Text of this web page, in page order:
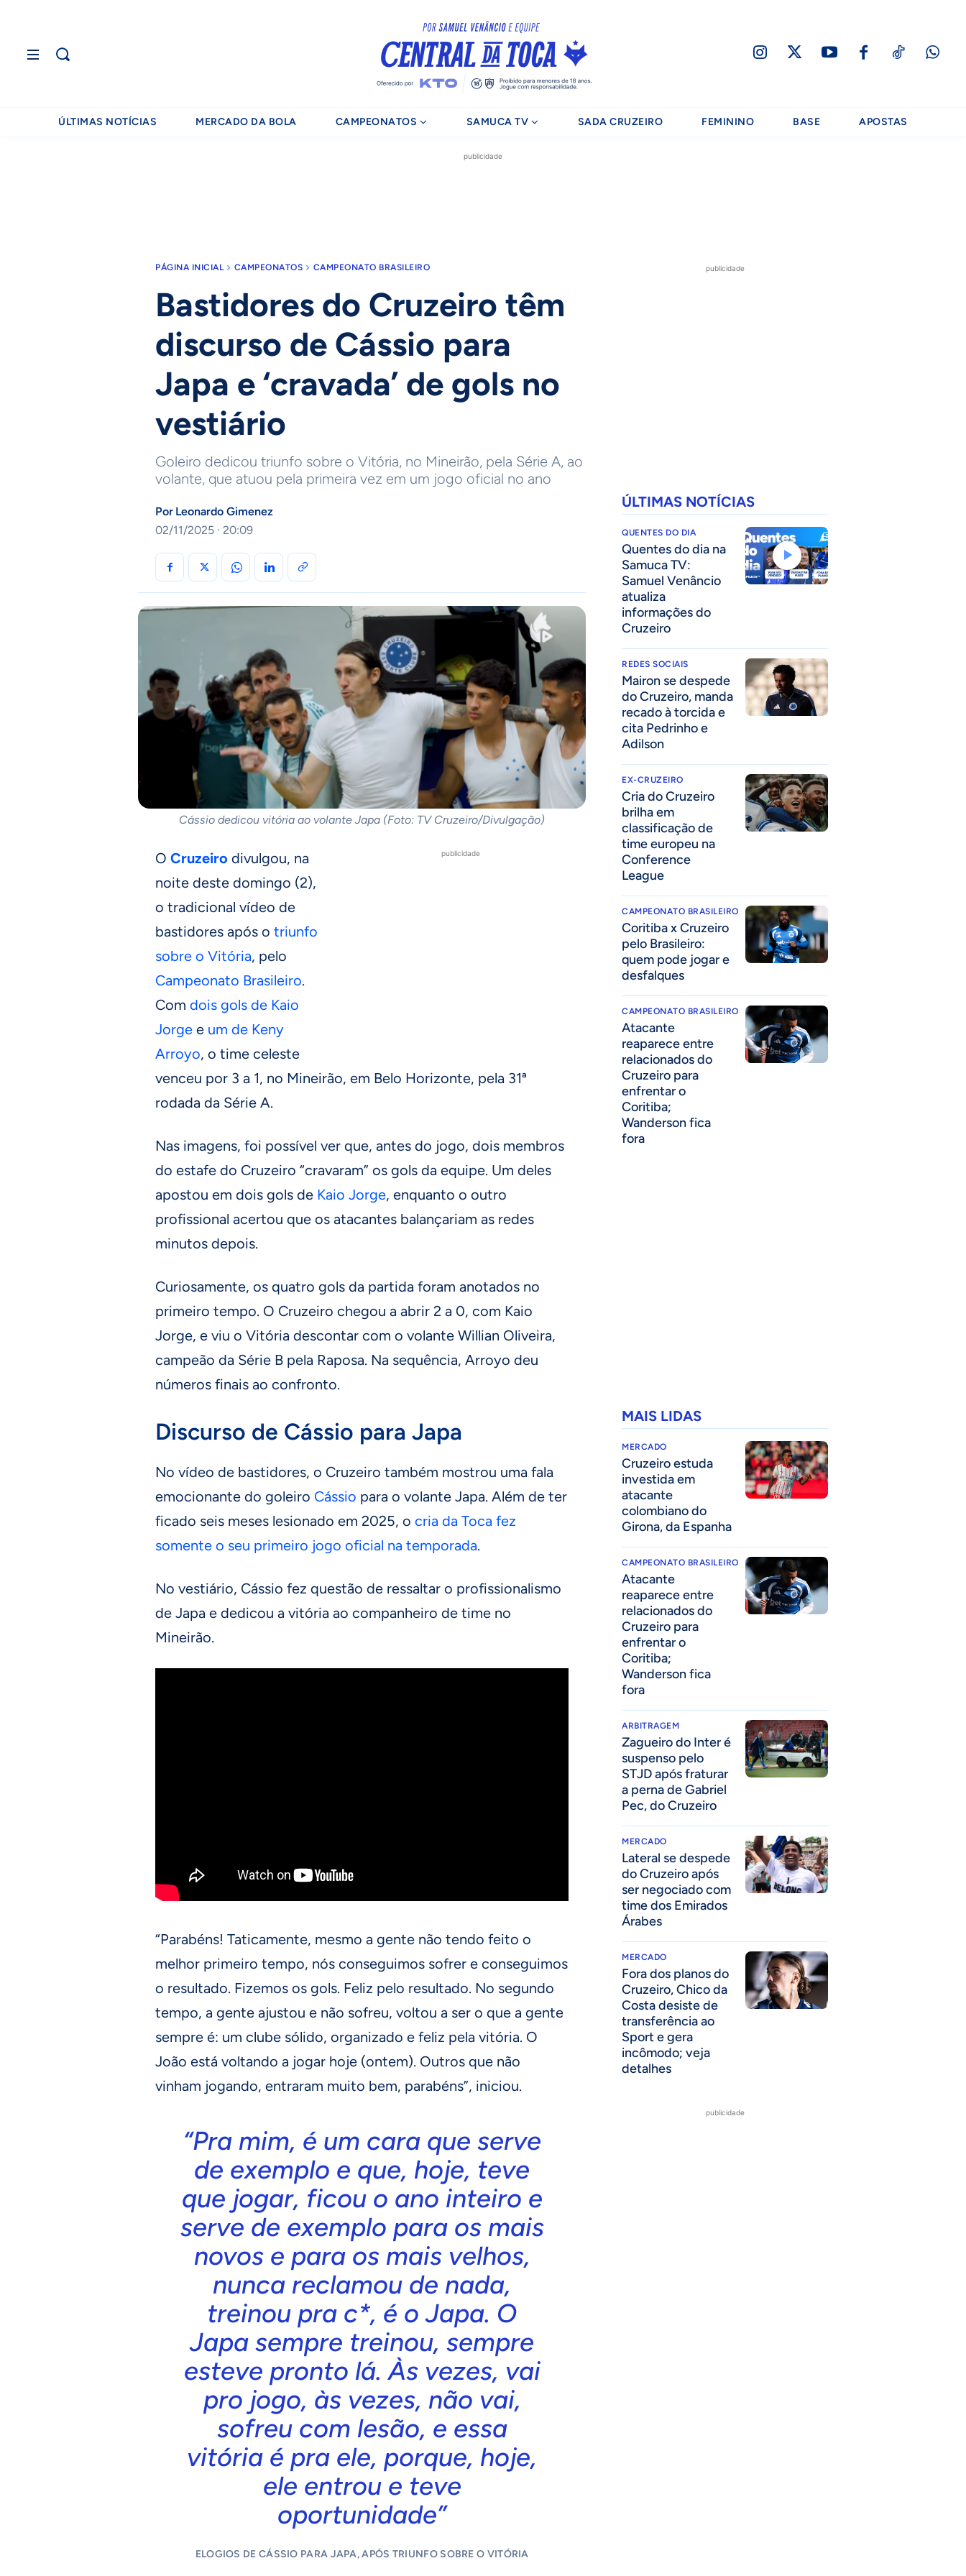
ÚLTIMAS NOTÍCIAS MERCADO DA BOLA CAMPEONATOS SAMUCA TV SADA CRUZEIRO FEMININO BASE APOSTAS
publicidade
PÁGINA INICIAL CAMPEONATOS CAMPEONATO BRASILEIRO
Bastidores do Cruzeiro têm
discurso de Cássio para
Japa e ‘cravada’ de gols no
vestiário
Goleiro dedicou triunfo sobre o Vitória, no Mineirão, pela Série A, ao
volante, que atuou pela primeira vez em um jogo oficial no ano
Por Leonardo Gimenez
02/11/2025 · 20:09
Cássio dedicou vitória ao volante Japa (Foto: TV Cruzeiro/Divulgação)
publicidade
O Cruzeiro divulgou, na
noite deste domingo (2),
o tradicional vídeo de
bastidores após o triunfo
sobre o Vitória, pelo
Campeonato Brasileiro.
Com dois gols de Kaio
Jorge e um de Keny
Arroyo, o time celeste
venceu por 3 a 1, no Mineirão, em Belo Horizonte, pela 31ª
rodada da Série A.
Nas imagens, foi possível ver que, antes do jogo, dois membros
do estafe do Cruzeiro “cravaram” os gols da equipe. Um deles
apostou em dois gols de Kaio Jorge, enquanto o outro
profissional acertou que os atacantes balançariam as redes
minutos depois.
Curiosamente, os quatro gols da partida foram anotados no
primeiro tempo. O Cruzeiro chegou a abrir 2 a 0, com Kaio
Jorge, e viu o Vitória descontar com o volante Willian Oliveira,
campeão da Série B pela Raposa. Na sequência, Arroyo deu
números finais ao confronto.
Discurso de Cássio para Japa
No vídeo de bastidores, o Cruzeiro também mostrou uma fala
emocionante do goleiro Cássio para o volante Japa. Além de ter
ficado seis meses lesionado em 2025, o cria da Toca fez
somente o seu primeiro jogo oficial na temporada.
No vestiário, Cássio fez questão de ressaltar o profissionalismo
de Japa e dedicou a vitória ao companheiro de time no
Mineirão.
“Parabéns! Taticamente, mesmo a gente não tendo feito o
melhor primeiro tempo, nós conseguimos sofrer e conseguimos
o resultado. Fizemos os gols. Feliz pelo resultado. No segundo
tempo, a gente ajustou e não sofreu, voltou a ser o que a gente
sempre é: um clube sólido, organizado e feliz pela vitória. O
João está voltando a jogar hoje (ontem). Outros que não
vinham jogando, entraram muito bem, parabéns”, iniciou.
“Pra mim, é um cara que serve
de exemplo e que, hoje, teve
que jogar, ficou o ano inteiro e
serve de exemplo para os mais
novos e para os mais velhos,
nunca reclamou de nada,
treinou pra c*, é o Japa. O
Japa sempre treinou, sempre
esteve pronto lá. Às vezes, vai
pro jogo, às vezes, não vai,
sofreu com lesão, e essa
vitória é pra ele, porque, hoje,
ele entrou e teve
oportunidade”
ELOGIOS DE CÁSSIO PARA JAPA, APÓS TRIUNFO SOBRE O VITÓRIA
publicidade
ÚLTIMAS NOTÍCIAS
QUENTES DO DIA
Quentes do dia na
Samuca TV:
Samuel Venâncio
atualiza
informações do
Cruzeiro
REDES SOCIAIS
Mairon se despede
do Cruzeiro, manda
recado à torcida e
cita Pedrinho e
Adilson
EX-CRUZEIRO
Cria do Cruzeiro
brilha em
classificação de
time europeu na
Conference
League
CAMPEONATO BRASILEIRO
Coritiba x Cruzeiro
pelo Brasileiro:
quem pode jogar e
desfalques
CAMPEONATO BRASILEIRO
Atacante
reaparece entre
relacionados do
Cruzeiro para
enfrentar o
Coritiba;
Wanderson fica
fora
MAIS LIDAS
MERCADO
Cruzeiro estuda
investida em
atacante
colombiano do
Girona, da Espanha
CAMPEONATO BRASILEIRO
Atacante
reaparece entre
relacionados do
Cruzeiro para
enfrentar o
Coritiba;
Wanderson fica
fora
ARBITRAGEM
Zagueiro do Inter é
suspenso pelo
STJD após fraturar
a perna de Gabriel
Pec, do Cruzeiro
MERCADO
Lateral se despede
do Cruzeiro após
ser negociado com
time dos Emirados
Árabes
MERCADO
Fora dos planos do
Cruzeiro, Chico da
Costa desiste de
transferência ao
Sport e gera
incômodo; veja
detalhes
publicidade